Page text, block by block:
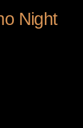
Night